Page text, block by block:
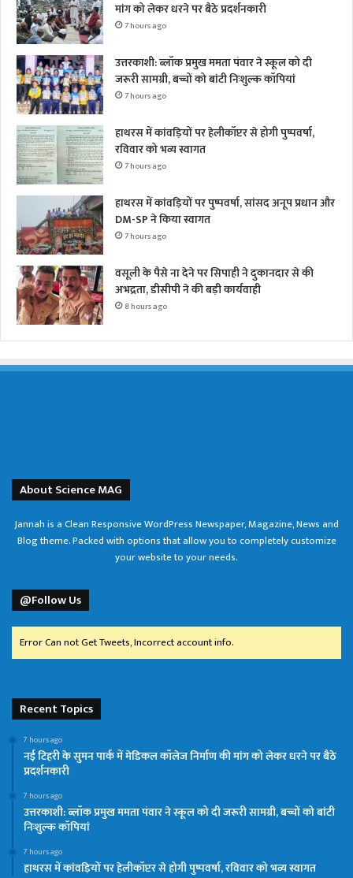
मांग को लेकर धरने पर बैठे प्रदर्शनकारी
7 hours ago
उत्तरकाशी: ब्लॉक प्रमुख ममता पंवार ने स्कूल को दी
जरूरी सामग्री, बच्चों को बांटी निःशुल्क कॉपियां
7 hours ago
हाथरस में कांवड़ियों पर हेलीकॉप्टर से होगी पुष्पवर्षा,
रविवार को भव्य स्वागत
7 hours ago
हाथरस में कांवड़ियों पर पुष्पवर्षा, सांसद अनूप प्रधान और
DM-SP ने किया स्वागत
7 hours ago
वसूली के पैसे ना देने पर सिपाही ने दुकानदार से की
अभद्रता, डीसीपी ने की बड़ी कार्यवाही
8 hours ago
About Science MAG
Jannah is a Clean Responsive WordPress Newspaper, Magazine, News and
Blog theme. Packed with options that allow you to completely customize
your website to your needs.
@Follow Us
Error Can not Get Tweets, Incorrect account info.
Recent Topics
7 hours ago
नई टिहरी के सुमन पार्क में मेडिकल कॉलेज निर्माण की मांग को लेकर धरने पर बैठे
प्रदर्शनकारी
7 hours ago
उत्तरकाशी: ब्लॉक प्रमुख ममता पंवार ने स्कूल को दी जरूरी सामग्री, बच्चों को बांटी
निःशुल्क कॉपियां
7 hours ago
हाथरस में कांवड़ियों पर हेलीकॉप्टर से होगी पुष्पवर्षा, रविवार को भव्य स्वागत